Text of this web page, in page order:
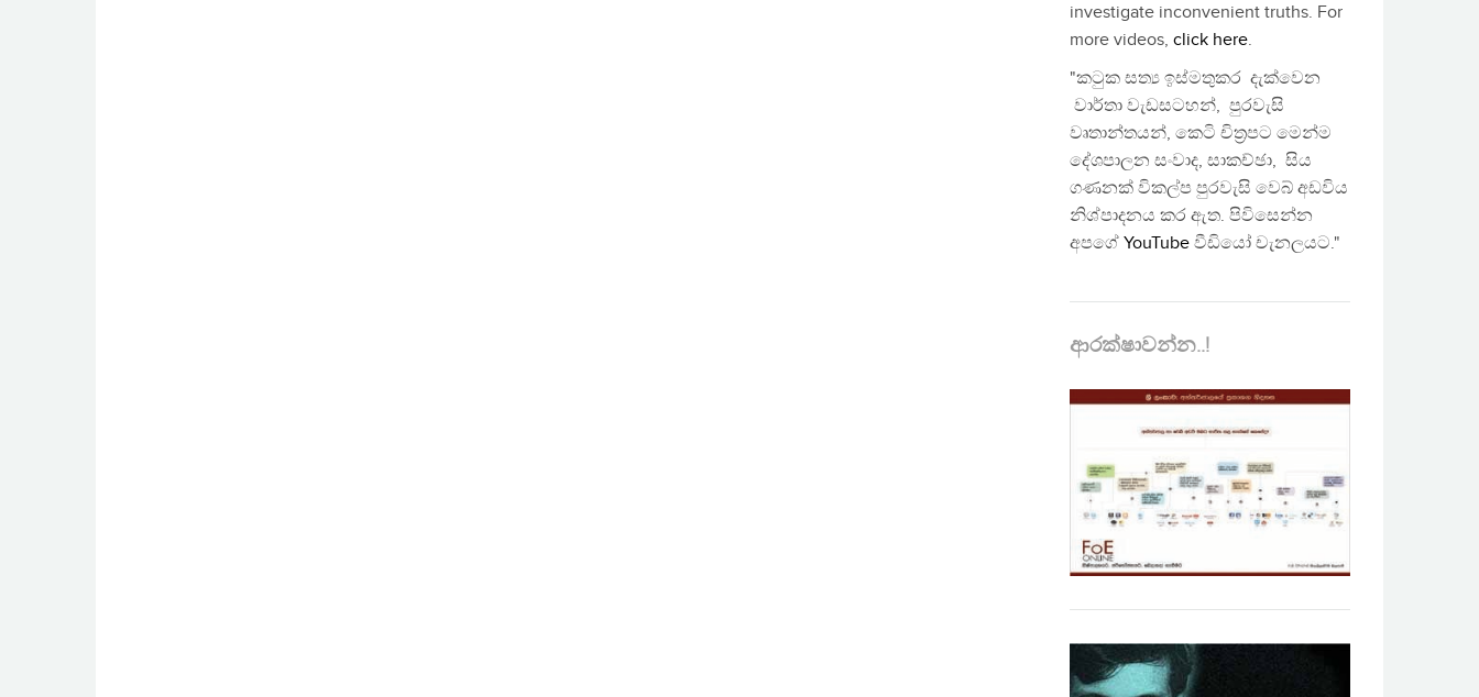
investigate inconvenient truths. For
more videos, click here.
"කටුක සත්‍ය ඉස්මතුකර දැක්වෙන
වාර්තා වැඩසටහන්, පුරවැසි
වෘතාන්තයන්, කෙටි චිත්‍රපට මෙන්ම
දේශපාලන සංවාද, සාකච්ඡා, සිය
ගණනක් විකල්ප පුරවැසි වෙබ් අඩවිය
නිශ්පාදනය කර ඇත. පිවිසෙන්න
අපගේ YouTube වීඩියෝ චැනලයට."
ආරක්ෂාවන්න..!